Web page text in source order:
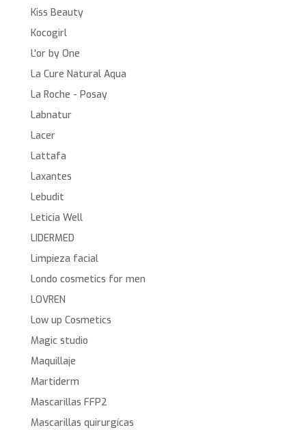
Kiss Beauty
Kocogirl
L'or by One
La Cure Natural Aqua
La Roche - Posay
Labnatur
Lacer
Lattafa
Laxantes
Lebudit
Leticia Well
LIDERMED
Limpieza facial
Londo cosmetics for men
LOVREN
Low up Cosmetics
Magic studio
Maquillaje
Martiderm
Mascarillas FFP2
Mascarillas quirurgícas